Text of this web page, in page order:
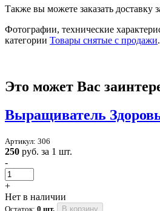
Также вы можете заказать доставку
Фотографии, технические
категории Товары снятые с продажи.
Это может Вас
Выращиватель
Артикул: 306
250 руб. за 1 шт.
-
+
Нет в наличии
Остаток: 0 шт. В корзину